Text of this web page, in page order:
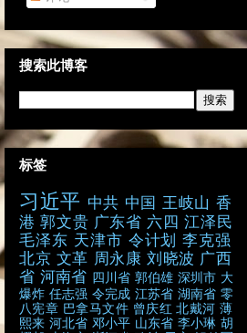
搜索此博客
标签
习近平 中共 中国 王岐山 香
港 郭文贵 广东省 六四 江泽民
毛泽东 天津市 令计划 李克强
北京 文革 周永康 刘晓波 广西
省 河南省 四川省 郭伯雄 深圳市 大
爆炸 任志强 令完成 江苏省 湖南省 零
八宪章 巴拿马文件 曾庆红 北戴河 薄
熙来 河北省 邓小平 山东省 李小琳 胡